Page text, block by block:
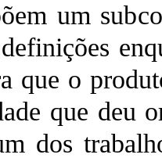
um
que o
que deu
dos